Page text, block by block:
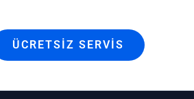
ÜCRETSIZ SERVIS